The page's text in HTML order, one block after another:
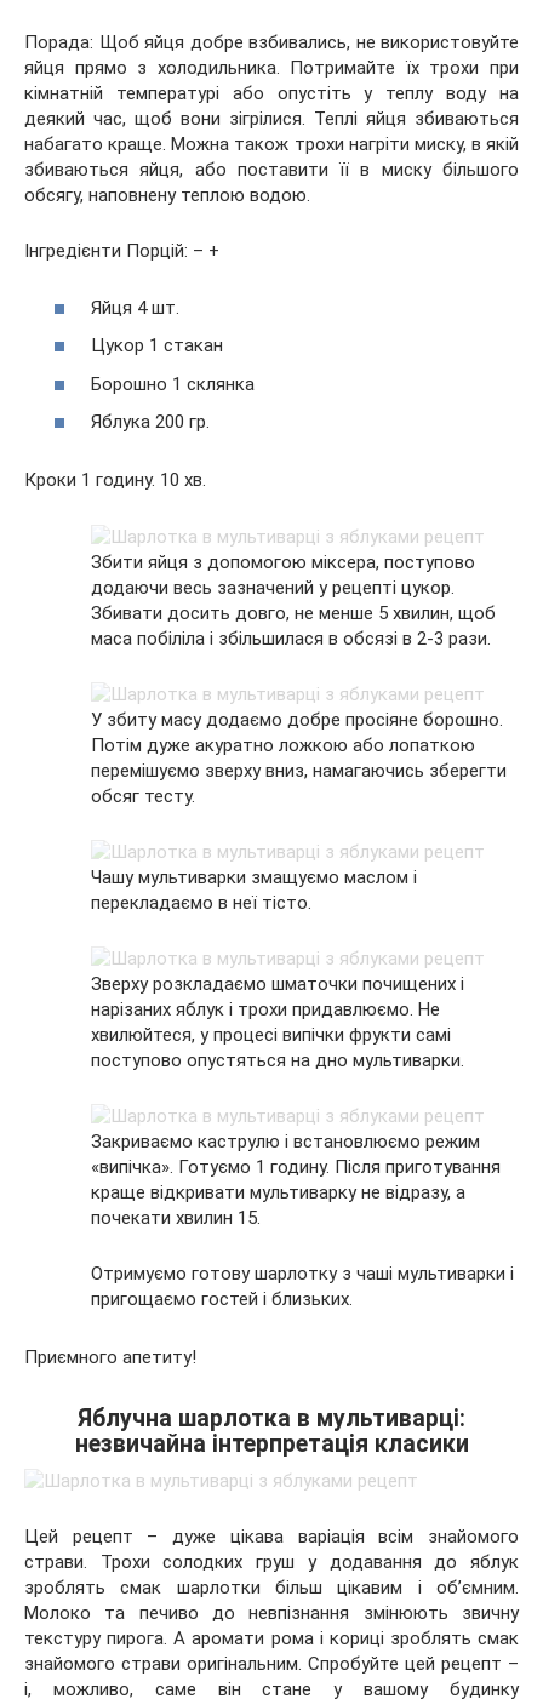
Порада: Щоб яйця добре взбивались, не використовуйте
яйця прямо з холодильника. Потримайте їх трохи при
кімнатній температурі або опустіть у теплу воду на
деякий час, щоб вони зігрілися. Теплі яйця збиваються
набагато краще. Можна також трохи нагріти миску, в якій
збиваються яйця, або поставити її в миску більшого
обсягу, наповнену теплою водою.
Інгредієнти Порцій: – +
Яйця 4 шт.
Цукор 1 стакан
Борошно 1 склянка
Яблука 200 гр.
Кроки 1 годину. 10 хв.
Збити яйця з допомогою міксера, поступово
додаючи весь зазначений у рецепті цукор.
Збивати досить довго, не менше 5 хвилин, щоб
маса побіліла і збільшилася в обсязі в 2-3 рази.
У збиту масу додаємо добре просіяне борошно.
Потім дуже акуратно ложкою або лопаткою
перемішуємо зверху вниз, намагаючись зберегти
обсяг тесту.
Чашу мультиварки змащуємо маслом і
перекладаємо в неї тісто.
Зверху розкладаємо шматочки почищених і
нарізаних яблук і трохи придавлюємо. Не
хвилюйтеся, у процесі випічки фрукти самі
поступово опустяться на дно мультиварки.
Закриваємо каструлю і встановлюємо режим
«випічка». Готуємо 1 годину. Після приготування
краще відкривати мультиварку не відразу, а
почекати хвилин 15.
Отримуємо готову шарлотку з чаші мультиварки і
пригощаємо гостей і близьких.
Приємного апетиту!
Яблучна шарлотка в мультиварці:
незвичайна інтерпретація класики
Цей рецепт – дуже цікава варіація всім знайомого
страви. Трохи солодких груш у додавання до яблук
зроблять смак шарлотки більш цікавим і об’ємним.
Молоко та печиво до невпізнання змінюють звичну
текстуру пирога. А аромати рома і кориці зроблять смак
знайомого страви оригінальним. Спробуйте цей рецепт –
і, можливо, саме він стане у вашому будинку